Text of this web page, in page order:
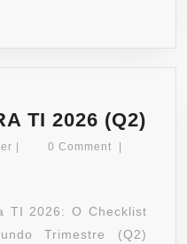
TI 2026 (Q2)
webmaster0 Comment
TI 2026: O Checklist
Trimestre (Q2)